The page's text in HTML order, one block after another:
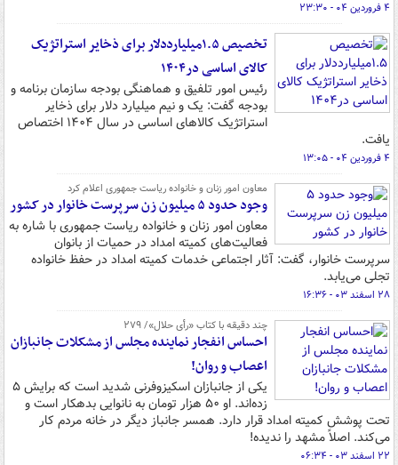
۴ فروردین ۰۴ - ۲۳:۳۰
تخصیص ۱.۵میلیارددلار برای ذخایر استراتژیک
کالای اساسی در۱۴۰۴
رئیس امور تلفیق و هماهنگی بودجه سازمان برنامه و
بودجه گفت: یک و نیم میلیارد دلار برای ذخایر
استراتژیک کالاهای اساسی در سال ۱۴۰۴ اختصاص
یافت.
۴ فروردین ۰۴ - ۱۳:۰۵
معاون امور زنان و خانواده ریاست جمهوری اعلام کرد
وجود حدود ۵ میلیون زن سرپرست خانوار در کشور
معاون امور زنان و خانواده ریاست جمهوری با شاره به
فعالیت‌های کمیته امداد در حمیات از بانوان
سرپرست خانوار، گفت: آثار اجتماعی خدمات کمیته امداد در حفظ خانواده
تجلی می‌یابد.
۲۸ اسفند ۰۳ - ۱۶:۳۶
چند دقیقه با کتاب‌ «رأی حلال»/ ۲۷۹
احساس انفجار نماینده مجلس از مشکلات جانبازان
اعصاب و روان!
یکی از جانبازان اسکیزوفرنی شدید است که برایش ۵
زده‌اند. او ۵۰ هزار تومان به نانوایی بدهکار است و
تحت پوشش کمیته امداد قرار دارد. همسر جانباز دیگر در خانه مردم کار
می‌کند. اصلاً مشهد را ندیده!
۲۲ اسفند ۰۳ - ۰۶:۳۴